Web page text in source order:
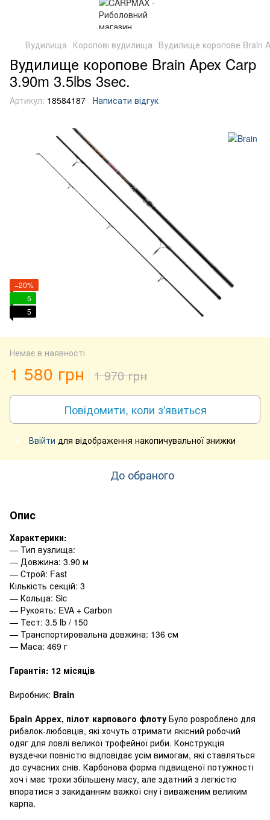
Вудилища Коропові вудилища Вудилище коропове Brain
Вудилище коропове Brain Apex Carp
3.90m 3.5lbs 3sec.
Артикул: 18584187 Написати відгук
−20%
5
5
Немає в наявності
1 580 грн 1 970 грн
Повідомити, коли з'явиться
% Ввійти для відображення накопичувальної знижки
До обраного
Опис
Характерики:
— Тип вузлища:
— Довжина: 3.90 м
— Строй: Fast
Кількість секцій: 3
— Кольца: Sic
— Рукоять: EVA + Carbon
— Тест: 3.5 lb / 150
— Транспортировальна довжина: 136 см
— Маса: 469 г
Гарантія: 12 місяців
Виробник: Brain
Браin Appex, пілот карпового флоту Було розроблено для
рибалок-любовців, які хочуть отримати якісний робочий
одяг для ловлі великої трофейної риби. Конструкція
вуздечки повністю відповідає усім вимогам, які ставляться
до сучасних снів. Карбонова форма підвищеної потужності
хоч і має трохи збільшену масу, але здатний з легкістю
впоратися з закиданням важкої сну і виваженим великим
карпа.